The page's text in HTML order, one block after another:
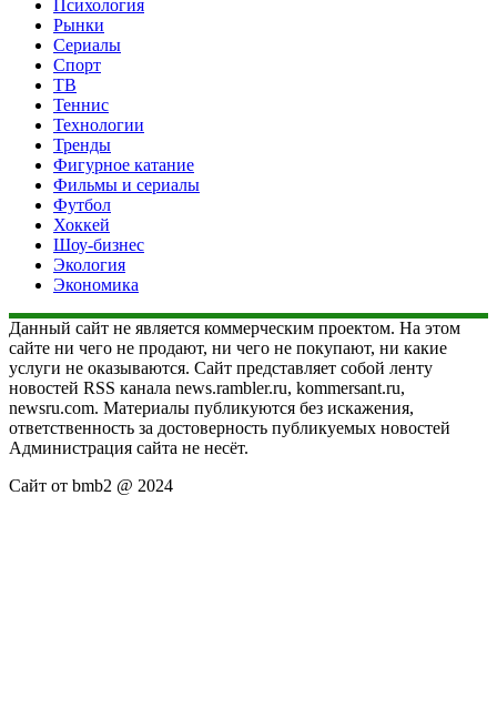
Психология
Рынки
Сериалы
Спорт
ТВ
Теннис
Технологии
Тренды
Фигурное катание
Фильмы и сериалы
Футбол
Хоккей
Шоу-бизнес
Экология
Экономика
Данный сайт не является коммерческим проектом. На этом
сайте ни чего не продают, ни чего не покупают, ни какие
услуги не оказываются. Сайт представляет собой ленту
новостей RSS канала news.rambler.ru, kommersant.ru,
newsru.com. Материалы публикуются без искажения,
ответственность за достоверность публикуемых новостей
Администрация сайта не несёт.
Сайт от bmb2 @ 2024